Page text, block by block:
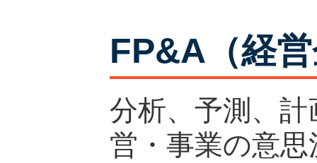
FP&A（経
分析、予測、
営・事業の意